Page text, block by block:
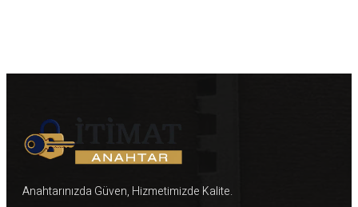
Anahtarınızda Güven, Hizmetimizde Kalite.